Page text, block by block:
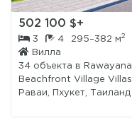
502 100 $+
3 4 295–382 м2
Вилла
34 объекта в
Rawayana
Beachfront Village Villas
Раваи, Пхукет, Таиланд